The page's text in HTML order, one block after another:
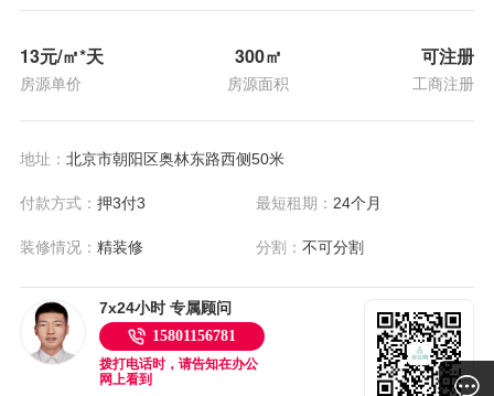
13元/㎡*天
房源单价
300㎡
房源面积
可注册
工商注册
地址： 北京市朝阳区奥林东路西侧50米
付款方式： 押3付3 最短租期： 24个月
装修情况： 精装修 分割：不可分割
7x24小时 专属顾问
15801156781
拨打电话时，请告知在办公
网上看到